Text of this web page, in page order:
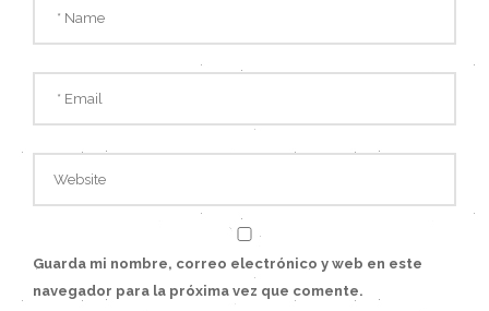
Guarda mi nombre, correo electrónico y web en este
navegador para la próxima vez que comente.